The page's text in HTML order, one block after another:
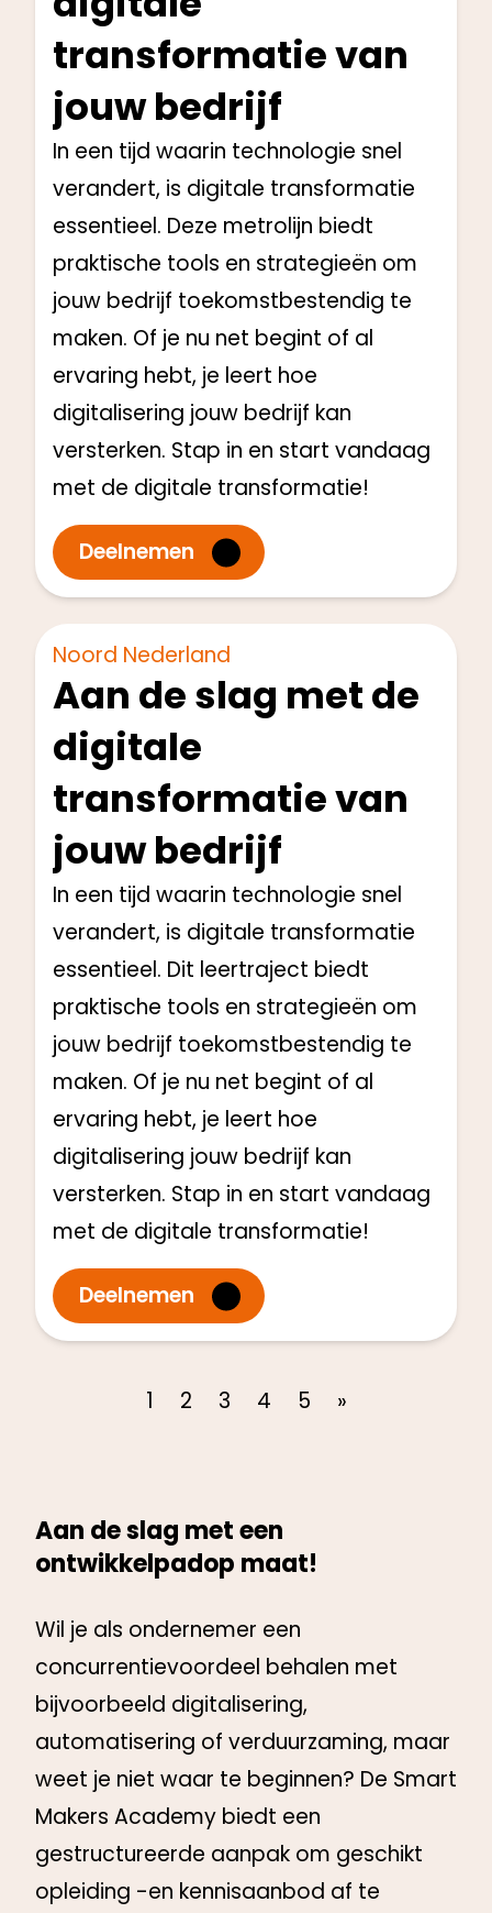
transformatie van
jouw bedrijf
In een tijd waarin technologie snel
verandert, is digitale transformatie
essentieel. Deze metrolijn biedt
praktische tools en strategieën om
jouw bedrijf toekomstbestendig te
maken. Of je nu net begint of al
ervaring hebt, je leert hoe
digitalisering jouw bedrijf kan
versterken. Stap in en start vandaag
met de digitale transformatie!
Deelnemen
Start: Q1 2025
Directie en Management
Noord Nederland
Aan de slag met de
digitale
transformatie van
jouw bedrijf
In een tijd waarin technologie snel
verandert, is digitale transformatie
essentieel. Dit leertraject biedt
praktische tools en strategieën om
jouw bedrijf toekomstbestendig te
maken. Of je nu net begint of al
ervaring hebt, je leert hoe
digitalisering jouw bedrijf kan
versterken. Stap in en start vandaag
met de digitale transformatie!
Deelnemen
1 2 3 4 5 »
Aan de slag met een
ontwikkelpadop maat!
Wil je als ondernemer een
concurrentievoordeel behalen met
bijvoorbeeld digitalisering,
automatisering of verduurzaming, maar
weet je niet waar te beginnen? De Smart
Makers Academy biedt een
gestructureerde aanpak om geschikt
opleiding -en kennisaanbod af te